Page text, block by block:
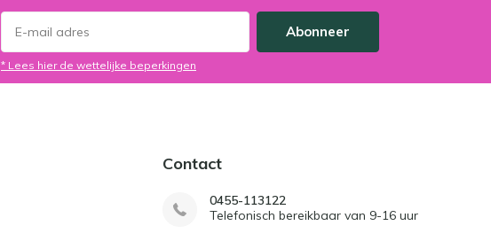
Abonneer
* Lees hier de wettelijke beperkingen
Contact
0455-113122
Telefonisch bereikbaar van 9-16 uur